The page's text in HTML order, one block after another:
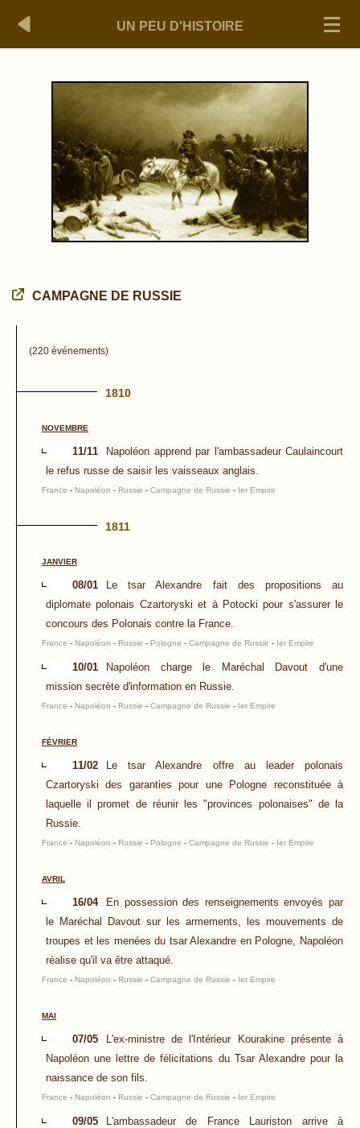
UN PEU D'HISTOIRE
CAMPAGNE DE RUSSIE
(220 événements)
1810
NOVEMBRE
11/11
Napoléon apprend par l'ambassadeur Caulaincourt
le refus russe de saisir les vaisseaux anglais.
France - Napoléon - Russie - Campagne de Russie - Ier Empire
1811
JANVIER
08/01
Le tsar Alexandre fait des propositions au
diplomate polonais Czartoryski et à Potocki pour s'assurer le
concours des Polonais contre la France.
France - Napoléon - Russie - Pologne - Campagne de Russie - Ier Empire
10/01
Napoléon charge le Maréchal Davout d'une
mission secrète d'information en Russie.
France - Napoléon - Russie - Campagne de Russie - Ier Empire
FÉVRIER
11/02
Le tsar Alexandre offre au leader polonais
Czartoryski des garanties pour une Pologne reconstituée à
laquelle il promet de réunir les "provinces polonaises" de la
Russie.
France - Napoléon - Russie - Pologne - Campagne de Russie - Ier Empire
AVRIL
16/04
En possession des renseignements envoyés par
le Maréchal Davout sur les armements, les mouvements de
troupes et les menées du tsar Alexandre en Pologne, Napoléon
réalise qu'il va être attaqué.
France - Napoléon - Russie - Campagne de Russie - Ier Empire
MAI
07/05
L'ex-ministre de l'Intérieur Kourakine présente à
Napoléon une lettre de félicitations du Tsar Alexandre pour la
naissance de son fils.
France - Napoléon - Russie - Campagne de Russie - Ier Empire
09/05
L'ambassadeur de France Lauriston arrive à